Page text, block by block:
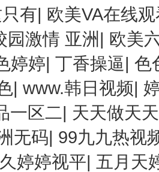
有| 欧美VA在线
园激情 亚洲 | 欧美
婷婷| 丁香操逼| 色
| www.韩日视频|
一区二| 天天做天
无码| 99九九热视
久婷婷视平| 五月天